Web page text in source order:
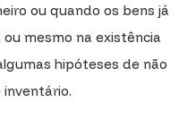
ou quando os bens já
mesmo na existência
hipóteses de não